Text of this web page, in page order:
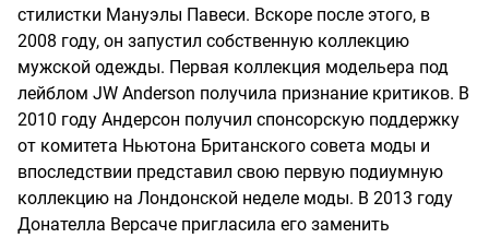
стилистки Мануэлы Павеси. Вскоре после этого, в
2008 году, он запустил собственную коллекцию
мужской одежды. Первая коллекция модельера под
лейблом JW Anderson получила признание критиков. В
2010 году Андерсон получил спонсорскую поддержку
от комитета Ньютона Британского совета моды и
впоследствии представил свою первую подиумную
коллекцию на Лондонской неделе моды. В 2013 году
Донателла Версаче пригласила его заменить